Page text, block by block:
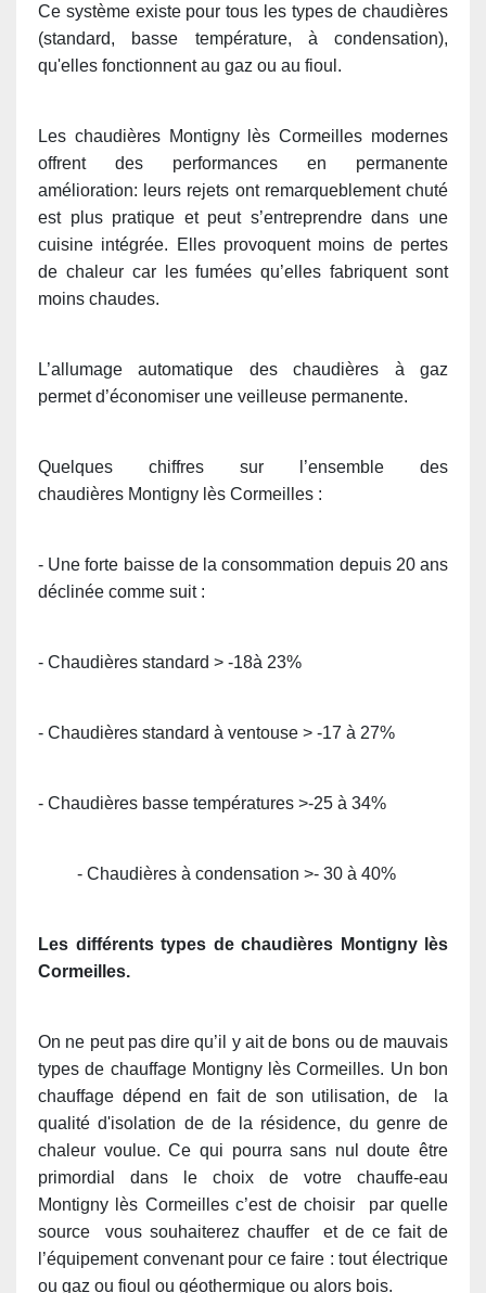
Ce système existe pour tous les types de chaudières
(standard, basse température, à condensation),
qu'elles fonctionnent au gaz ou au fioul.
Les chaudières Montigny lès Cormeilles modernes
offrent des performances en permanente
amélioration: leurs rejets ont remarqueblement chuté
est plus pratique et peut s’entreprendre dans une
cuisine intégrée. Elles provoquent moins de pertes
de chaleur car les fumées qu’elles fabriquent sont
moins chaudes.
L’allumage automatique des chaudières à gaz
permet d’économiser une veilleuse permanente.
Quelques chiffres sur l’ensemble des
chaudières Montigny lès Cormeilles :
- Une forte baisse de la consommation depuis 20 ans
déclinée comme suit :
- Chaudières standard > -18à 23%
- Chaudières standard à ventouse > -17 à 27%
- Chaudières basse températures >-25 à 34%
- Chaudières à condensation >- 30 à 40%
Les différents types de chaudières Montigny lès
Cormeilles.
On ne peut pas dire qu’il y ait de bons ou de mauvais
types de chauffage Montigny lès Cormeilles. Un bon
chauffage dépend en fait de son utilisation, de la
qualité d'isolation de de la résidence, du genre de
chaleur voulue. Ce qui pourra sans nul doute être
primordial dans le choix de votre chauffe-eau
Montigny lès Cormeilles c’est de choisir par quelle
source vous souhaiterez chauffer et de ce fait de
l’équipement convenant pour ce faire : tout électrique
ou gaz ou fioul ou géothermique ou alors bois.